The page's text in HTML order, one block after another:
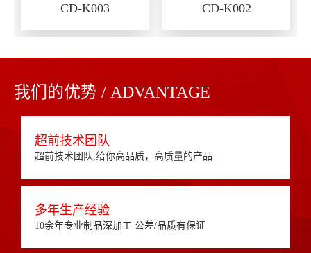
CD-K003 CD-K002
我们的优势 / ADVANTAGE
超前技术团队
超前技术团队,给你高品质，高质量的产品
多年生产经验
10余年专业制品深加工 公差/品质有保证